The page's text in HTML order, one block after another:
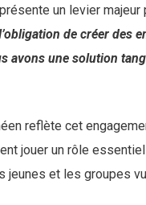
un levier majeur
de créer des
avons une solution
reflète cet
jouer un rôle
jeunes et les groupes